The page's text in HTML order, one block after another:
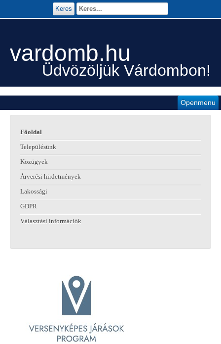
vardomb.hu
Üdvözöljük Várdombon!
Openmenu
Keres
Főoldal
Településünk
Közügyek
Árverési hirdetmények
Lakossági
GDPR
Választási információk